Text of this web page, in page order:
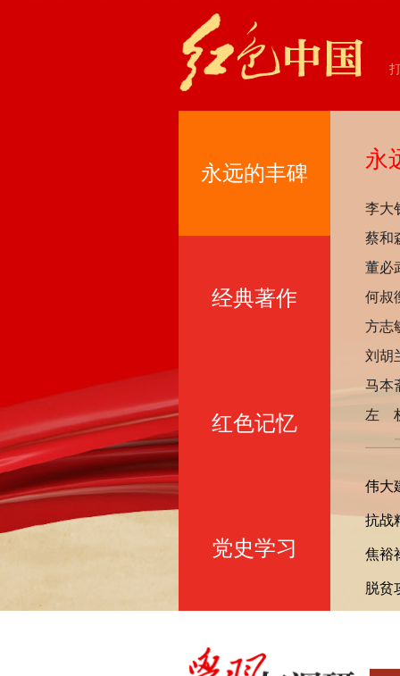
永远的丰碑
经典著作
红色记忆
党史学习
永
李大
蔡和
董必
何叔
方志
刘胡
马本
左
伟大
抗战
焦裕
脱贫